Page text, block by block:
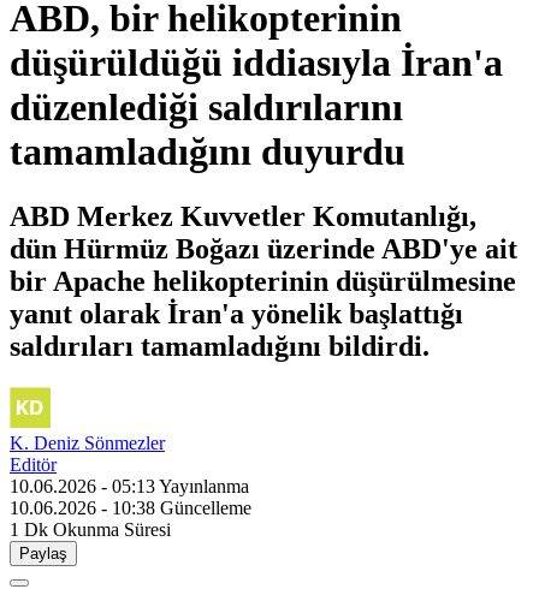
ABD, bir helikopterinin
düşürüldüğü iddiasıyla İran'a
düzenlediği saldırılarını
tamamladığını duyurdu
ABD Merkez Kuvvetler Komutanlığı,
dün Hürmüz Boğazı üzerinde ABD'ye ait
bir Apache helikopterinin düşürülmesine
yanıt olarak İran'a yönelik başlattığı
saldırıları tamamladığını bildirdi.
K. Deniz Sönmezler
Editör
10.06.2026 - 05:13Yayınlanma
10.06.2026 - 10:38 Güncelleme
1 Dk Okunma Süresi
Paylaş